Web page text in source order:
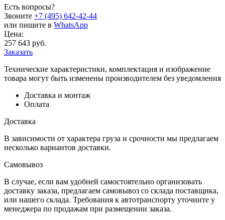
Есть вопросы?
Звоните +7 (495) 642-42-44
или пишите в WhatsApp
Цена:
257 643 руб.
Заказать
Технические характеристики, комплектация и изображение
товара могут быть изменены производителем без уведомления
Доставка и монтаж
Оплата
Доставка
В зависимости от характера груза и срочности мы предлагаем
несколько вариантов доставки.
Самовывоз
В случае, если вам удобней самостоятельно организовать
доставку заказа, предлагаем самовывоз со склада поставщика,
или нашего склада. Требования к автотранспорту уточните у
менеджера по продажам при размещении заказа.